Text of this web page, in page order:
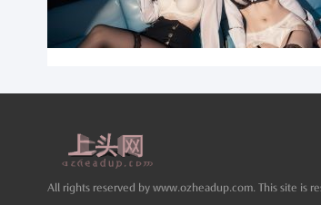
All rights reserved by www.ozheadup.com. This site is